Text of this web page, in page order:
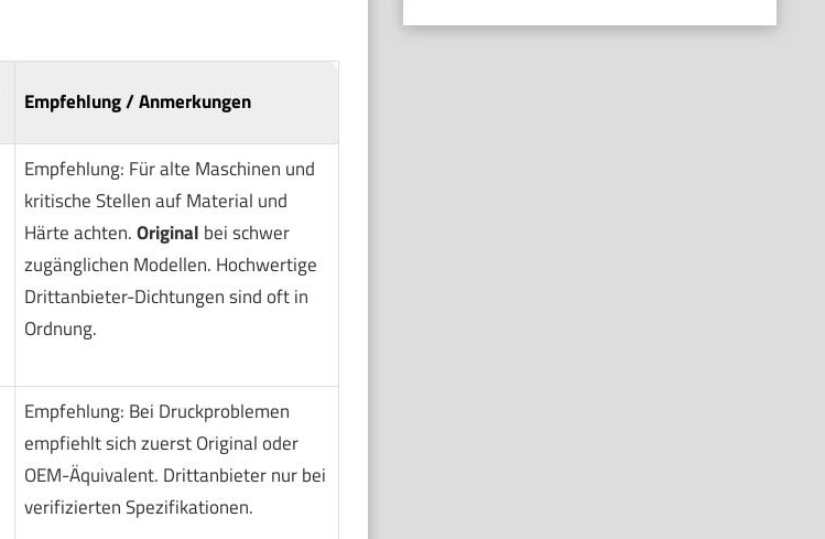
Empfehlung / Anmerkungen
Empfehlung: Für alte Maschinen und
kritische Stellen auf Material und
Härte achten.Original bei schwer
zugänglichen Modellen. Hochwertige
Drittanbieter-Dichtungen sind oft in
Ordnung.
Empfehlung: Bei Druckproblemen
empfiehlt sich zuerst Original oder
OEM-Äquivalent. Drittanbieter nur bei
verifizierten Spezifikationen.